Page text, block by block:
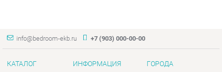
КАТАЛОГ ИНФОРМАЦИЯ ГОРОДА